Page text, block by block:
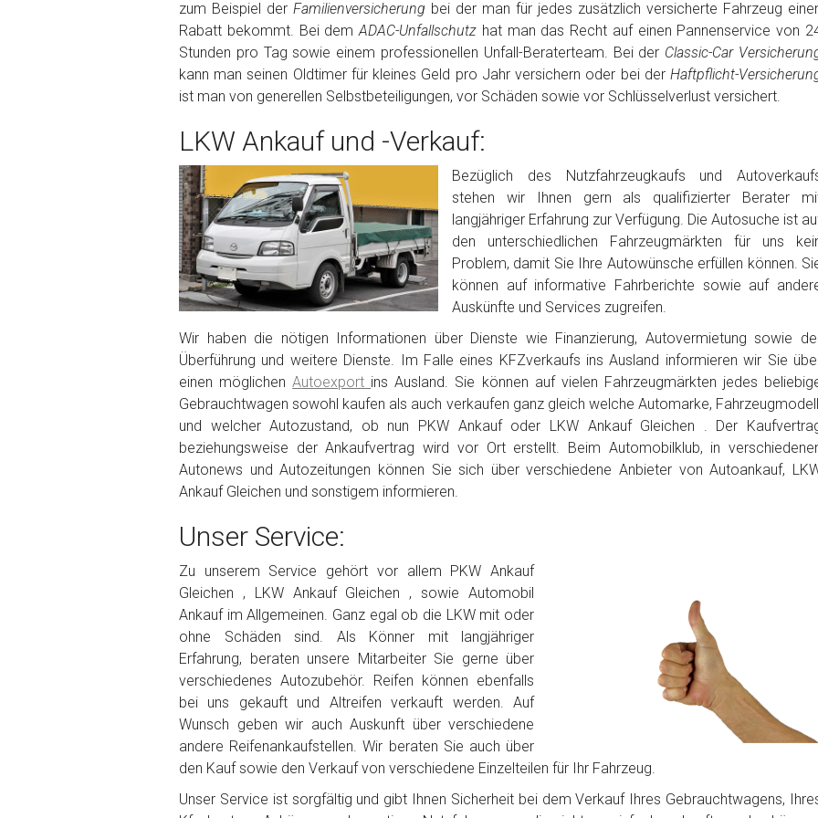
Fertig
Wie viel ist 10+2 ? *
zum Beispiel der Familienversicherung bei der man für jedes zusätzlich versicherte Fahrzeug
Rabatt bekommt. Bei demADAC-Unfallschutz hat man das Recht auf einen Pannenservice von
Stunden pro Tag sowie einem professionellen Unfall-Beraterteam. Bei der Classic-Car
kann man seinen Oldtimer für kleines Geld pro Jahr versichern oder bei der Haftpflicht-
ist man von generellen Selbstbeteiligungen, vor Schäden sowie vor Schlüsselverlust versichert.
LKW Ankauf und -Verkauf:
Bezüglich des Nutzfahrzeugkaufs und
stehen wir Ihnen gern als qualifizierter Berater
langjähriger Erfahrung zur Verfügung. Die Autosuche ist
den unterschiedlichen Fahrzeugmärkten für uns
Problem, damit Sie Ihre Autowünsche erfüllen können.
können auf informative Fahrberichte sowie auf
Auskünfte und Services zugreifen.
Wir haben die nötigen Informationen über Dienste wie Finanzierung, Autovermietung sowie
Überführung und weitere Dienste. Im Falle eines KFZverkaufs ins Ausland informieren wir Sie
einen möglichenAutoexport ins Ausland. Sie können auf vielen Fahrzeugmärkten jedes
Gebrauchtwagen sowohl kaufen als auch verkaufen ganz gleich welche Automarke,
und welcher Autozustand, ob nun PKW Ankauf oder LKW Ankauf Gleichen . Der
beziehungsweise der Ankaufvertrag wird vor Ort erstellt. Beim Automobilklub, in
Autonews und Autozeitungen können Sie sich über verschiedene Anbieter von Autoankauf,
Ankauf Gleichen und sonstigem informieren.
Unser Service:
Zu unserem Service gehört vor allem PKW Ankauf
Gleichen , LKW Ankauf Gleichen , sowie Automobil
Ankauf im Allgemeinen. Ganz egal ob die LKW mit oder
ohne Schäden sind. Als Könner mit langjähriger
Erfahrung, beraten unsere Mitarbeiter Sie gerne über
verschiedenes Autozubehör. Reifen können ebenfalls
bei uns gekauft und Altreifen verkauft werden. Auf
Wunsch geben wir auch Auskunft über verschiedene
andere Reifenankaufstellen. Wir beraten Sie auch über
den Kauf sowie den Verkauf von verschiedene Einzelteilen für Ihr Fahrzeug.
Unser Service ist sorgfältig und gibt Ihnen Sicherheit bei dem Verkauf Ihres Gebrauchtwagens,